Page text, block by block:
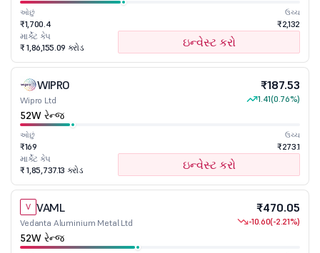
ઓછું
₹1,700.4
ઉચ્ચ
₹2,132
માર્કેટ કેપ
₹ 1,86,155.09 કરોડ
ઇન્વેસ્ટ કરો
WIPRO
Wipro Ltd
₹187.53
1.41(0.76%)
52W રેન્જ
ઓછું
₹169
ઉચ્ચ
₹273.1
માર્કેટ કેપ
₹ 1,85,737.13 કરોડ
ઇન્વેસ્ટ કરો
V VAML
Vedanta Aluminium Metal Ltd
₹470.05
-10.60(-2.21%)
52W રેન્જ